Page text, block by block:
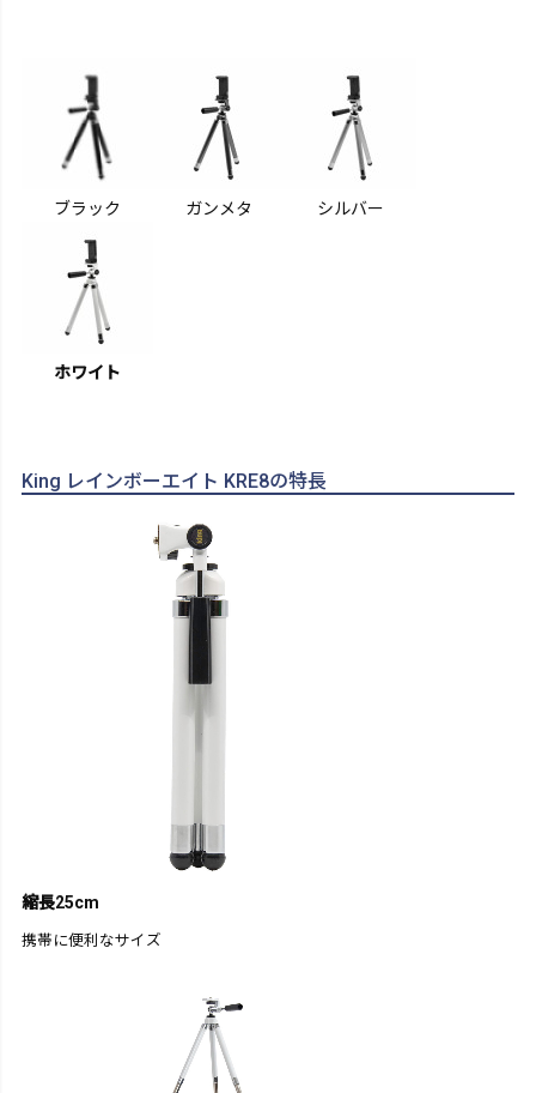
ブラック ガンメタ シルバー
ホワイト
King レインボーエイト KRE8の特長
縮長25cm
携帯に便利なサイズ